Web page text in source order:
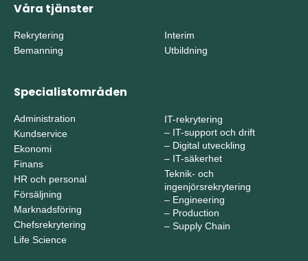
Våra tjänster
Rekrytering
Bemanning
Interim
Utbildning
Specialistområden
Administration
Kundservice
Ekonomi
Finans
HR och personal
Försäljning
Marknadsföring
Chefsrekrytering
Life Science
IT-rekrytering
– IT-support och drift
– Digital utveckling
– IT-säkerhet
Teknik- och
ingenjörsrekrytering
– Engineering
– Production
– Supply Chain